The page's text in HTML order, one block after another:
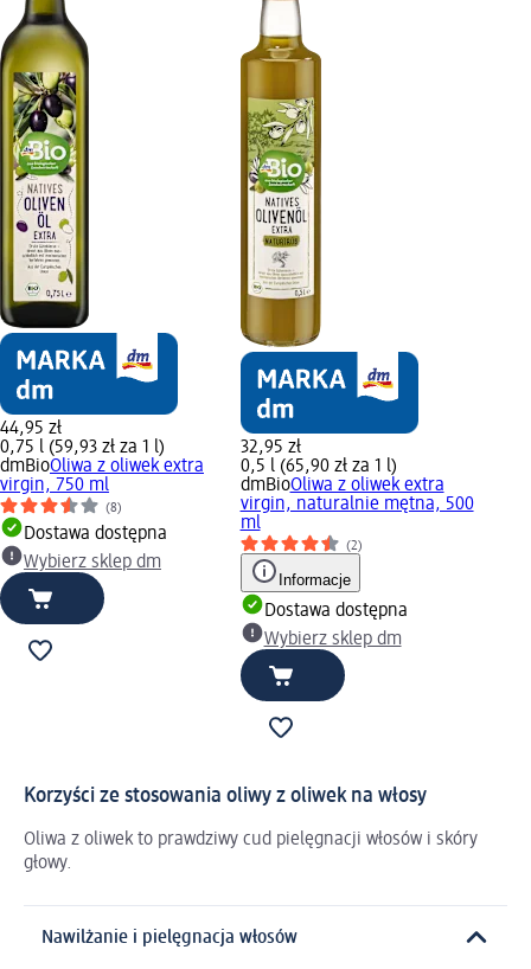
44,95 zł
0,75 l (59,93 zł za 1 l)
dmBioOliwa z oliwek extra
virgin, 750 ml
(8)
Dostawa dostępna
Wybierz sklep dm
32,95 zł
0,5 l (65,90 zł za 1 l)
dmBioOliwa z oliwek extra
virgin, naturalnie mętna, 500
ml
(2)
Informacje
Dostawa dostępna
Wybierz sklep dm
Korzyści ze stosowania oliwy z oliwek na włosy
Oliwa z oliwek to prawdziwy cud pielęgnacji włosów i skóry
głowy.
Nawilżanie i pielęgnacja włosów